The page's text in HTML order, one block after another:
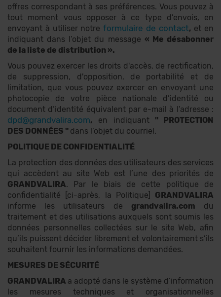
offres correspondant à ses préférences. Vous pouvez à
tout moment vous opposer à ce type d’envois, en
envoyant à utiliser notre formulaire de contact, et en
indiquant dans l’objet du message « Me désabonner
de la liste de distribution ».
Vous pouvez exercer les droits d'accès, de rectification,
de suppression, d'opposition, de portabilité et de
limitation, que vous pouvez exercer en envoyant une
photocopie de votre pièce nationale d’identité ou
document d’identité équivalent par e-mail à l’adresse :
dpd@grandvalira.com, en indiquant " PROTECTION
DES DONNÉES " dans l’objet du courriel.
POLITIQUE DE CONFIDENTIALITÉ
La protection des données des utilisateurs des services
qui accèdent au site Web est l’une des priorités de
GRANDVALIRA. Par le biais de cette politique de
confidentialité [ci-après, la Politique] GRANDVALIRA
informe les utilisateurs de grandvalira.com du
traitement et des utilisations auxquels sont soumis les
données personnelles collectées sur le site Web, afin
qu’ils puissent décider librement et volontairement s’ils
souhaitent fournir les informations demandées.
MESURES DE SÉCURITÉ
GRANDVALIRA a adopté dans le système d’information
les mesures techniques et organisationnelles